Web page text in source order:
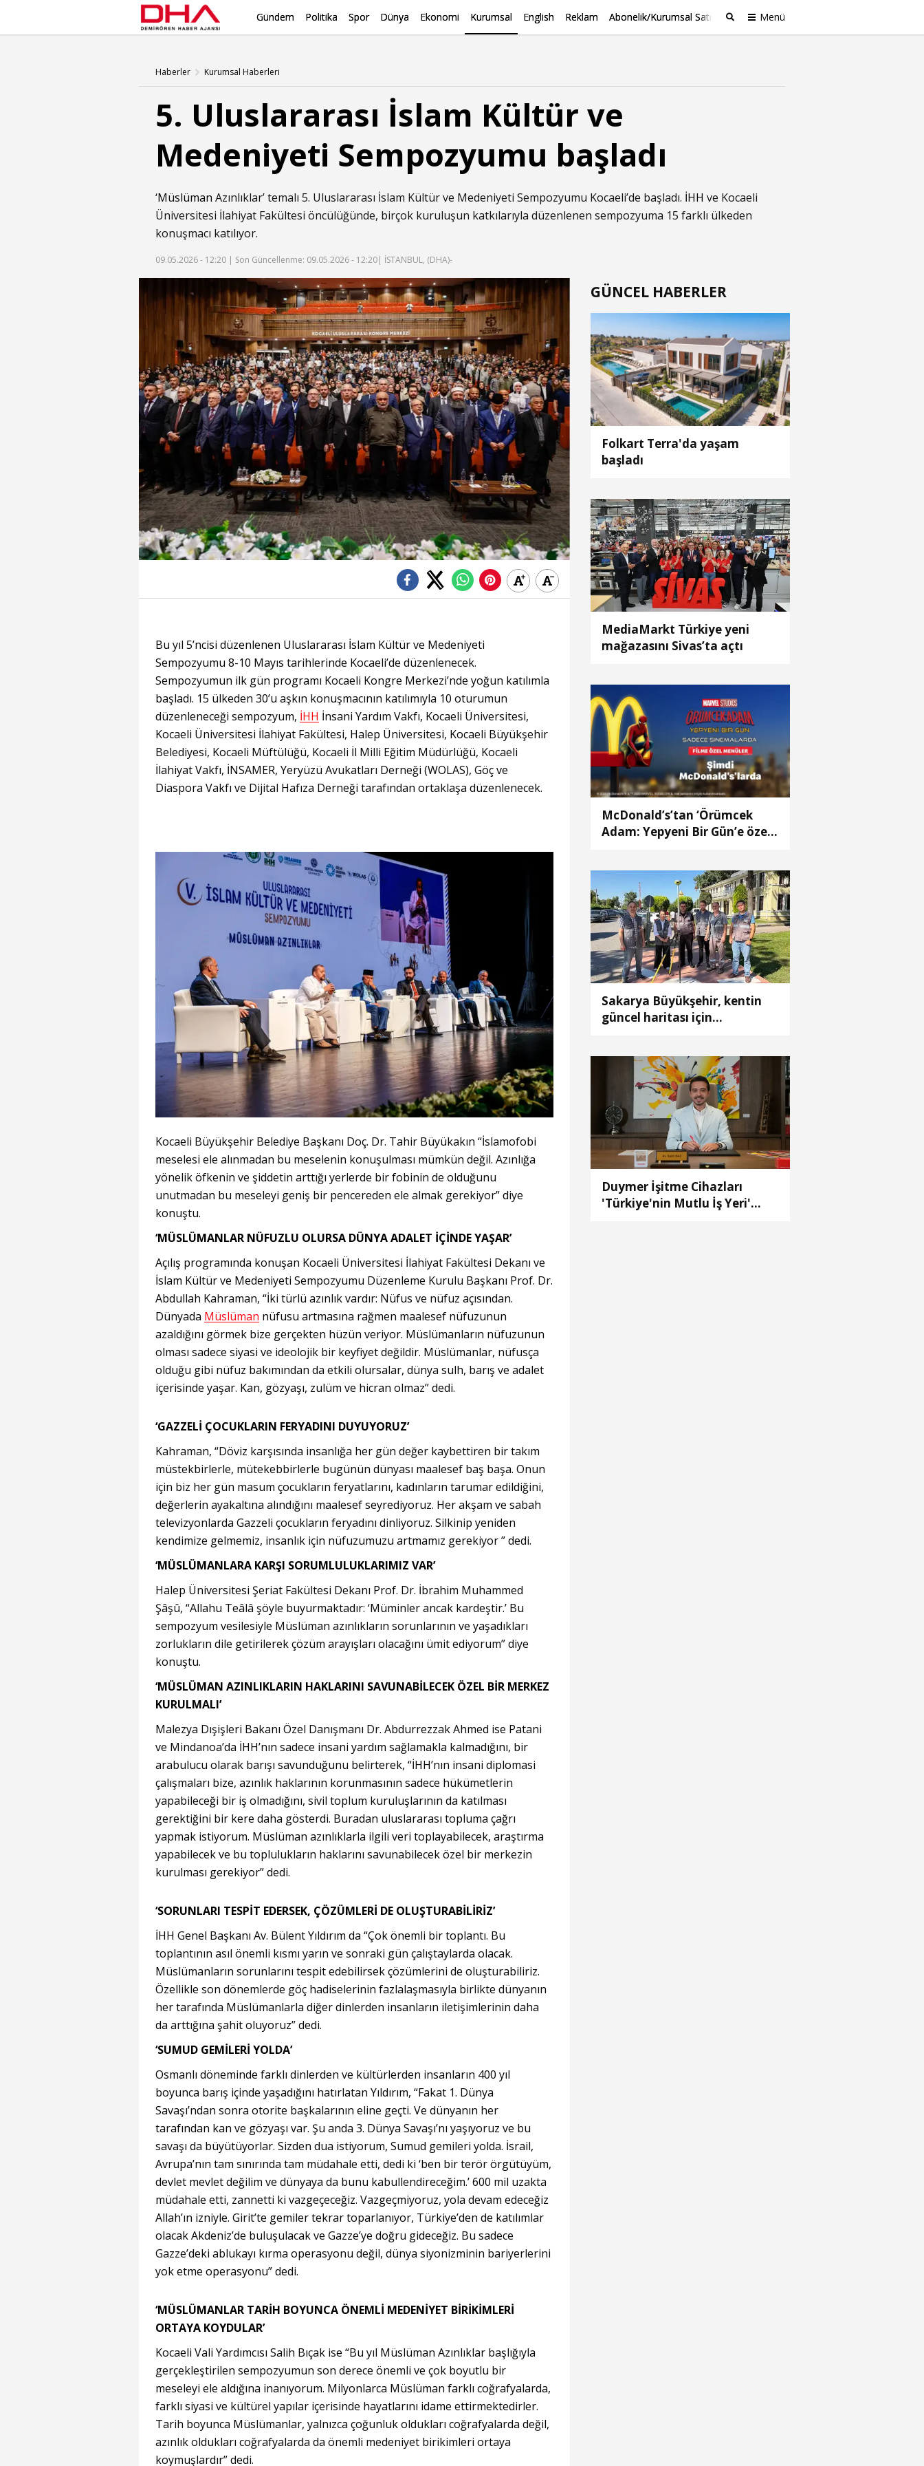
Gündem Politika Spor Dünya Ekonomi Kurumsal English Reklam Abonelik/Kurumsal Satış Menü
Haberler Kurumsal Haberleri
5. Uluslararası İslam Kültür ve
Medeniyeti Sempozyumu başladı
‘Müslüman Azınlıklar’ temalı 5.⁠ Uluslararası ⁠İslam Kültür ve Medeniyeti Sempozyumu Kocaeli’de başladı. İHH ve Kocaeli
Üniversitesi İlahiyat Fakültesi öncülüğünde, birçok kuruluşun katkılarıyla düzenlenen sempozyuma 15 farklı ülkeden
konuşmacı katılıyor.
09.05.2026 - 12:20 | Son Güncellenme: 09.05.2026 - 12:20| İSTANBUL, (DHA)-
Bu yıl 5’ncisi düzenlenen Uluslararası İslam Kültür ve Medeniyeti
Sempozyumu 8-10 Mayıs tarihlerinde Kocaeli’de düzenlenecek.
Sempozyumun ilk gün programı Kocaeli Kongre Merkezi’nde yoğun katılımla
başladı. 15 ülkeden 30’u aşkın konuşmacının katılımıyla 10 oturumun
düzenleneceği sempozyum, İHH İnsani Yardım Vakfı, Kocaeli Üniversitesi,
Kocaeli Üniversitesi İlahiyat Fakültesi, Halep Üniversitesi, Kocaeli Büyükşehir
Belediyesi, Kocaeli Müftülüğü, Kocaeli İl Milli Eğitim Müdürlüğü, Kocaeli
İlahiyat Vakfı, İNSAMER, Yeryüzü Avukatları Derneği (WOLAS), Göç ve
Diaspora Vakfı ve Dijital Hafıza Derneği tarafından ortaklaşa düzenlenecek.
Kocaeli Büyükşehir Belediye Başkanı Doç. Dr. Tahir Büyükakın “İslamofobi
meselesi ele alınmadan bu meselenin konuşulması mümkün değil. Azınlığa
yönelik öfkenin ve şiddetin arttığı yerlerde bir fobinin de olduğunu
unutmadan bu meseleyi geniş bir pencereden ele almak gerekiyor” diye
konuştu.
‘MÜSLÜMANLAR NÜFUZLU OLURSA DÜNYA ADALET İÇİNDE YAŞAR’
Açılış programında konuşan Kocaeli Üniversitesi İlahiyat Fakültesi Dekanı ve
İslam Kültür ve Medeniyeti Sempozyumu Düzenleme Kurulu Başkanı Prof. Dr.
Abdullah Kahraman, “İki türlü azınlık vardır: Nüfus ve nüfuz açısından.
Dünyada Müslüman nüfusu artmasına rağmen maalesef nüfuzunun
azaldığını görmek bize gerçekten hüzün veriyor. Müslümanların nüfuzunun
olması sadece siyasi ve ideolojik bir keyfiyet değildir. Müslümanlar, nüfusça
olduğu gibi nüfuz bakımından da etkili olursalar, dünya sulh, barış ve adalet
içerisinde yaşar. Kan, gözyaşı, zulüm ve hicran olmaz” dedi.
‘GAZZELİ ÇOCUKLARIN FERYADINI DUYUYORUZ’
Kahraman, “Döviz karşısında insanlığa her gün değer kaybettiren bir takım
müstekbirlerle, mütekebbirlerle bugünün dünyası maalesef baş başa. Onun
için biz her gün masum çocukların feryatlarını, kadınların tarumar edildiğini,
değerlerin ayakaltına alındığını maalesef seyrediyoruz. Her akşam ve sabah
televizyonlarda Gazzeli çocukların feryadını dinliyoruz. Silkinip yeniden
kendimize gelmemiz, insanlık için nüfuzumuzu artmamız gerekiyor ” dedi.
‘MÜSLÜMANLARA KARŞI SORUMLULUKLARIMIZ VAR’
Halep Üniversitesi Şeriat Fakültesi Dekanı Prof. Dr. İbrahim Muhammed
Şâşû, “Allahu Teâlâ şöyle buyurmaktadır: ‘Müminler ancak kardeştir.’ Bu
sempozyum vesilesiyle Müslüman azınlıkların sorunlarının ve yaşadıkları
zorlukların dile getirilerek çözüm arayışları olacağını ümit ediyorum” diye
konuştu.
‘MÜSLÜMAN AZINLIKLARIN HAKLARINI SAVUNABİLECEK ÖZEL BİR MERKEZ
KURULMALI’
Malezya Dışişleri Bakanı Özel Danışmanı Dr. Abdurrezzak Ahmed ise Patani
ve Mindanoa’da İHH’nın sadece insani yardım sağlamakla kalmadığını, bir
arabulucu olarak barışı savunduğunu belirterek, “İHH’nın insani diplomasi
çalışmaları bize, azınlık haklarının korunmasının sadece hükümetlerin
yapabileceği bir iş olmadığını, sivil toplum kuruluşlarının da katılması
gerektiğini bir kere daha gösterdi. Buradan uluslararası topluma çağrı
yapmak istiyorum. Müslüman azınlıklarla ilgili veri toplayabilecek, araştırma
yapabilecek ve bu toplulukların haklarını savunabilecek özel bir merkezin
kurulması gerekiyor” dedi.
‘SORUNLARI TESPİT EDERSEK, ÇÖZÜMLERİ DE OLUŞTURABİLİRİZ’
İHH Genel Başkanı Av. Bülent Yıldırım da “Çok önemli bir toplantı. Bu
toplantının asıl önemli kısmı yarın ve sonraki gün çalıştaylarda olacak.
Müslümanların sorunlarını tespit edebilirsek çözümlerini de oluşturabiliriz.
Özellikle son dönemlerde göç hadiselerinin fazlalaşmasıyla birlikte dünyanın
her tarafında Müslümanlarla diğer dinlerden insanların iletişimlerinin daha
da arttığına şahit oluyoruz” dedi.
‘SUMUD GEMİLERİ YOLDA’
Osmanlı döneminde farklı dinlerden ve kültürlerden insanların 400 yıl
boyunca barış içinde yaşadığını hatırlatan Yıldırım, “Fakat 1. Dünya
Savaşı’ndan sonra otorite başkalarının eline geçti. Ve dünyanın her
tarafından kan ve gözyaşı var. Şu anda 3. Dünya Savaşı’nı yaşıyoruz ve bu
savaşı da büyütüyorlar. Sizden dua istiyorum, Sumud gemileri yolda. İsrail,
Avrupa’nın tam sınırında tam müdahale etti, dedi ki ‘ben bir terör örgütüyüm,
devlet mevlet değilim ve dünyaya da bunu kabullendireceğim.’ 600 mil uzakta
müdahale etti, zannetti ki vazgeçeceğiz. Vazgeçmiyoruz, yola devam edeceğiz
Allah’ın izniyle. Girit’te gemiler tekrar toparlanıyor, Türkiye’den de katılımlar
olacak Akdeniz’de buluşulacak ve Gazze’ye doğru gideceğiz. Bu sadece
Gazze’deki ablukayı kırma operasyonu değil, dünya siyonizminin bariyerlerini
yok etme operasyonu” dedi.
‘MÜSLÜMANLAR TARİH BOYUNCA ÖNEMLİ MEDENİYET BİRİKİMLERİ
ORTAYA KOYDULAR’
Kocaeli Vali Yardımcısı Salih Bıçak ise “Bu yıl Müslüman Azınlıklar başlığıyla
gerçekleştirilen sempozyumun son derece önemli ve çok boyutlu bir
meseleyi ele aldığına inanıyorum. Milyonlarca Müslüman farklı coğrafyalarda,
farklı siyasi ve kültürel yapılar içerisinde hayatlarını idame ettirmektedirler.
Tarih boyunca Müslümanlar, yalnızca çoğunluk oldukları coğrafyalarda değil,
azınlık oldukları coğrafyalarda da önemli medeniyet birikimleri ortaya
koymuşlardır” dedi.
GÜNCEL HABERLER
Folkart Terra'da yaşam
başladı
MediaMarkt Türkiye yeni
mağazasını Sivas’ta açtı
McDonald’s’tan ‘Örümcek
Adam: Yepyeni Bir Gün’e özel
Sakarya Büyükşehir, kentin
güncel haritası için
Duymer İşitme Cihazları
'Türkiye'nin Mutlu İş Yeri'